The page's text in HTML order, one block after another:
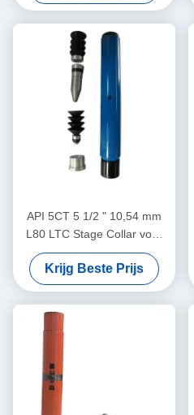
API 5CT 5 1/2 " 10,54 mm
L80 LTC Stage Collar voor
olieput cementering
Krijg Beste Prijs